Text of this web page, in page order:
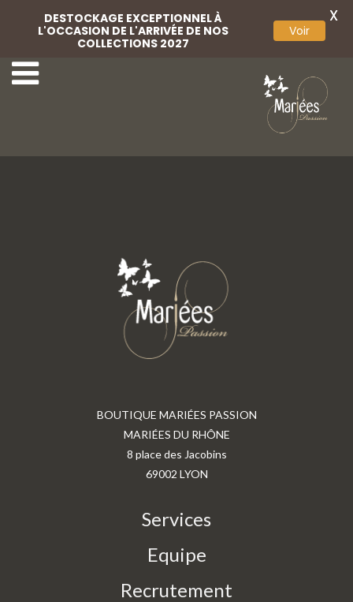
Lingerie Lingerie
BOUTIQUE MARIÉES PASSION
MARIÉES DU RHÔNE
8 place des Jacobins
69002 LYON
Services
Equipe
Recrutement
DESTOCKAGE EXCEPTIONNEL À
L'OCCASION DE L'ARRIVÉE DE NOS
COLLECTIONS 2027
Voir
X